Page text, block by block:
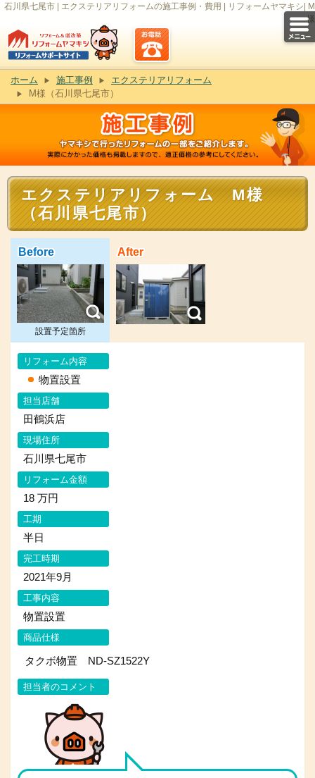
石川県七尾市 | エクステリアリフォームの施工事例・費用 | リフォームヤマキシ| M
様
ホーム 施工事例
エクステリアリフォーム
M様（石川県七尾市）
エクステリアリフォーム M様
（石川県七尾市）
Before
設置予定箇所
After
リフォーム内容
物置設置
担当店舗
田鶴浜店
現場住所
石川県七尾市
リフォーム金額
18 万円
工期
半日
完工時期
2021年9月
工事内容
物置設置
商品仕様
タクボ物置 ND-SZ1522Y
担当者のコメント